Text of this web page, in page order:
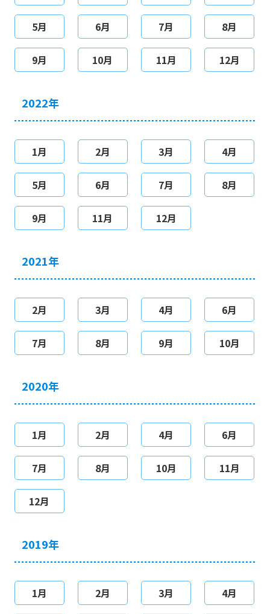
5月 6月 7月 8月
9月 10月 11月 12月
2022年
1月 2月 3月 4月
5月 6月 7月 8月
9月 11月 12月
2021年
2月 3月 4月 6月
7月 8月 9月 10月
2020年
1月 2月 4月 6月
7月 8月 10月 11月
12月
2019年
1月 2月 3月 4月